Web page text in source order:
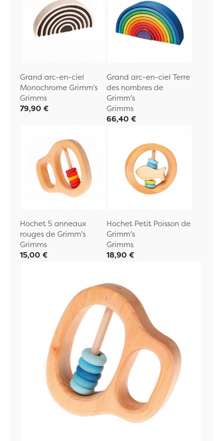
Grand arc-en-ciel
Monochrome Grimm's
Grimms
79,90 €
Grand arc-en-ciel Terre
des nombres de
Grimm's
Grimms
66,40 €
Hochet 5 anneaux
rouges de Grimm's
Grimms
15,00 €
Hochet Petit Poisson de
Grimm's
Grimms
18,90 €